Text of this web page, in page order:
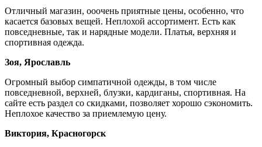
Отличный магазин, ооочень приятные цены, особенно, что
касается базовых вещей. Неплохой ассортимент. Есть как
повседневные, так и нарядные модели. Платья, верхняя и
спортивная одежда.
Зоя, Ярославль
Огромный выбор симпатичной одежды, в том числе
повседневной, верхней, блузки, кардиганы, спортивная. На
сайте есть раздел со скидками, позволяет хорошо сэкономить.
Неплохое качество за приемлемую цену.
Виктория, Красногорск